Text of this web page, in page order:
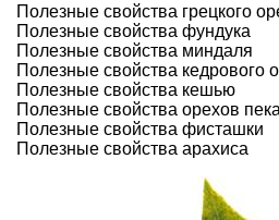
Полезные свойства грецкого
Полезные свойства фундука
Полезные свойства миндаля
Полезные свойства кедрового
Полезные свойства кешью
Полезные свойства орехов
Полезные свойства фисташки
Полезные свойства арахиса